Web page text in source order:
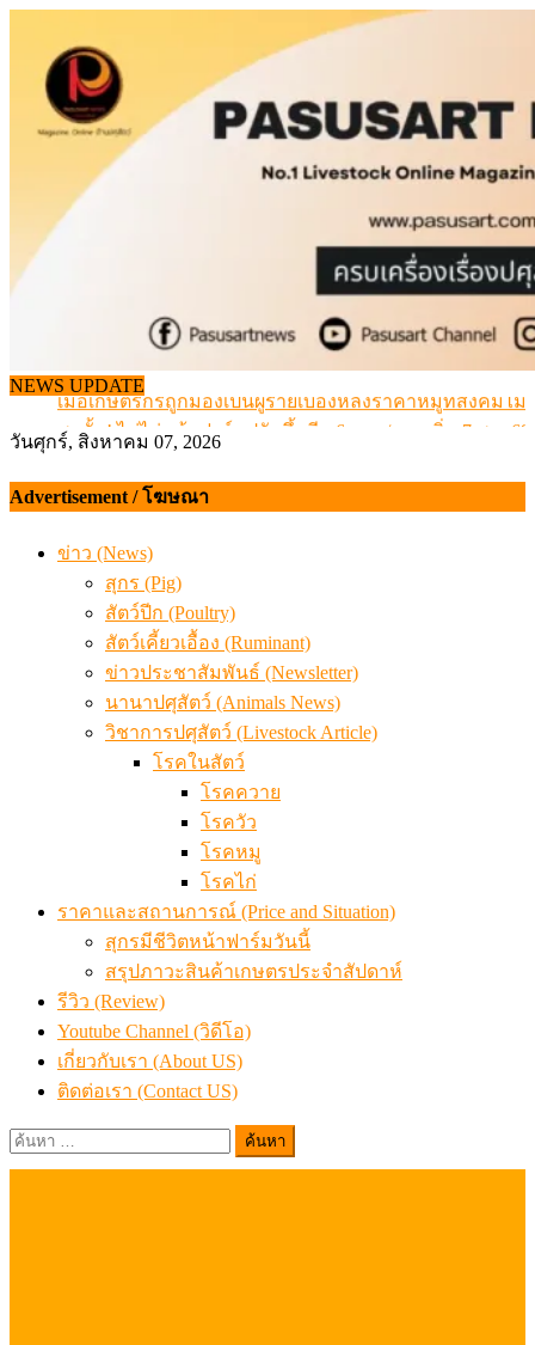
content
NEWS UPDATE
สกัดลักลอบนำเข้าเอ็นโคแช่แข็งกว่า 12.6 ตัน สมุทรสาคร
เมื่อเกษตรกรถูกมองเป็นผู้ร้ายเบื้องหลังราคาหมูที่สังคมไม่
สุดอั้น! ไข่ไก่หน้าฟาร์มปรับขึ้นอีก 6 บาท/แผง เริ่ม 7 ส.ค.69
เดินหน้าดัน “ราคากลางโคเนื้อ” แก้ปัญหาราคาโคเนื้อตก
เมื่อเกษตรกรถูกมองเป็นผู้ร้ายเบื้องหลังราคาหมูที่สังคมไม่
วันศุกร์, สิงหาคม 07, 2026
Advertisement / โฆษณา
ข่าว (News)
สุกร (Pig)
สัตว์ปีก (Poultry)
สัตว์เคี้ยวเอื้อง (Ruminant)
ข่าวประชาสัมพันธ์ (Newsletter)
นานาปศุสัตว์ (Animals News)
วิชาการปศุสัตว์ (Livestock Article)
โรคในสัตว์
โรคควาย
โรควัว
โรคหมู
โรคไก่
ราคาและสถานการณ์ (Price and Situation)
สุกรมีชีวิตหน้าฟาร์มวันนี้
สรุปภาวะสินค้าเกษตรประจำสัปดาห์
รีวิว (Review)
Youtube Channel (วิดีโอ)
เกี่ยวกับเรา (About US)
ติดต่อเรา (Contact US)
ค้นหา
สำหรับ: